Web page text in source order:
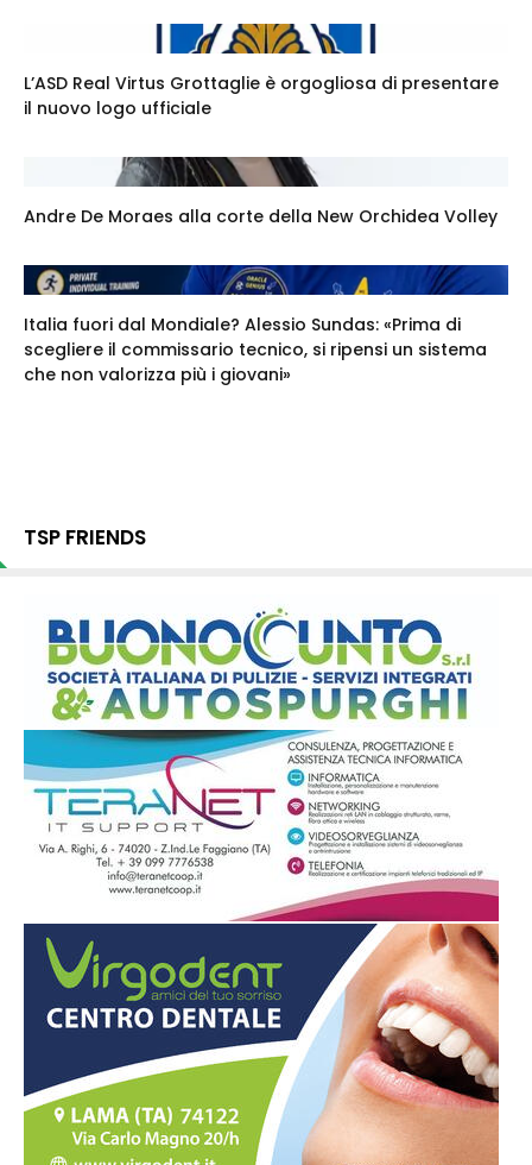
L’ASD Real Virtus Grottaglie è orgogliosa di presentare
il nuovo logo ufficiale
Andre De Moraes alla corte della New Orchidea Volley
Italia fuori dal Mondiale? Alessio Sundas: «Prima di
scegliere il commissario tecnico, si ripensi un sistema
che non valorizza più i giovani»
TSP FRIENDS